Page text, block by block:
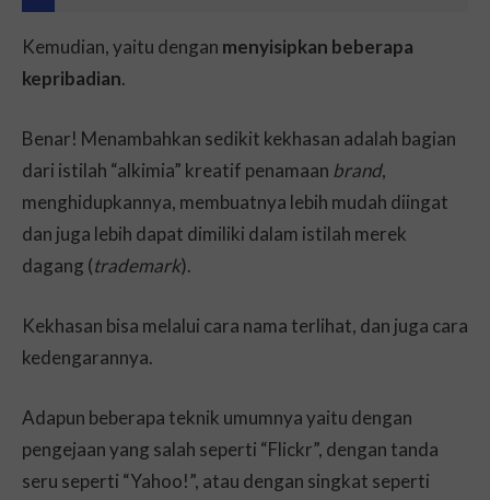
Kemudian, yaitu dengan menyisipkan beberapa
kepribadian.
Benar! Menambahkan sedikit kekhasan adalah bagian
dari istilah “alkimia” kreatif penamaan brand,
menghidupkannya, membuatnya lebih mudah diingat
dan juga lebih dapat dimiliki dalam istilah merek
dagang (trademark).
Kekhasan bisa melalui cara nama terlihat, dan juga cara
kedengarannya.
Adapun beberapa teknik umumnya yaitu dengan
pengejaan yang salah seperti “Flickr”, dengan tanda
seru seperti “Yahoo!”, atau dengan singkat seperti